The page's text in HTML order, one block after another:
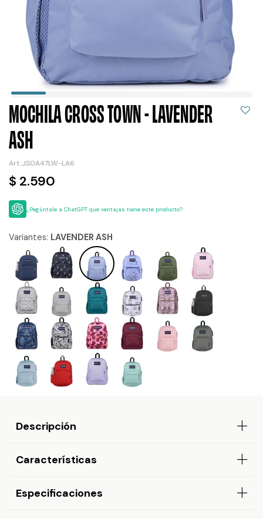
MOCHILA CROSS TOWN - LAVENDER
ASH
JS0A47LW-LA6
$ 2.590
¿Pegúntale a ChatGPT que ventajas tiene este producto?
Variantes: LAVENDER ASH
Descripción
Características
Especificaciones